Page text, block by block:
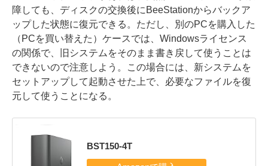
障しても、ディスクの交換後にBeeStationからバックア
ップした状態に復元できる。ただし、別のPCを購入した
（PCを買い替えた）ケースでは、Windowsライセンス
の関係で、旧システムをそのまま書き戻して使うことは
できないので注意しよう。この場合には、新システムを
セットアップして起動させた上で、必要なファイルを復
元して使うことになる。
BST150-4T